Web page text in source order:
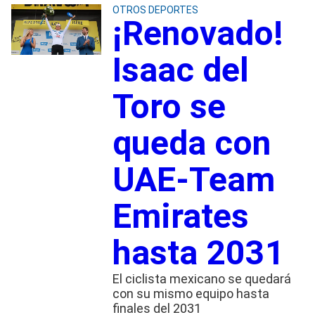
OTROS DEPORTES
¡Renovado!
Isaac del
Toro se
queda con
UAE-Team
Emirates
hasta 2031
El ciclista mexicano se quedará
con su mismo equipo hasta
finales del 2031